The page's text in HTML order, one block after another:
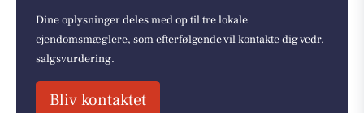
Dine oplysninger deles med op til tre lokale
ejendomsmæglere, som efterfølgende vil kontakte dig vedr.
salgsvurdering.
Bliv kontaktet